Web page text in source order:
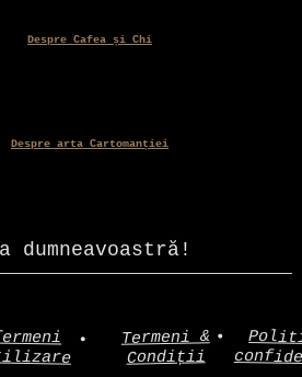
Despre Cafea și Chi
Despre arta Cartomanției
Termeni &
Condiții